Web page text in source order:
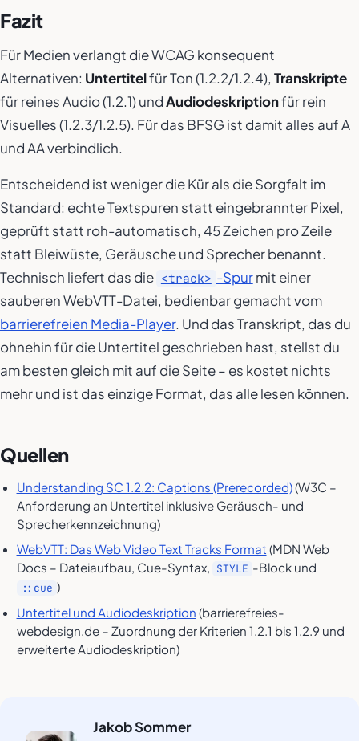
Fazit
Für Medien verlangt die WCAG konsequent
Alternativen: Untertitelfür Ton (1.2.2/1.2.4), Transkripte
für reines Audio (1.2.1) undAudiodeskriptionfür rein
Visuelles (1.2.3/1.2.5). Für das BFSG ist damit alles auf A
und AA verbindlich.
Entscheidend ist weniger die Kür als die Sorgfalt im
Standard: echte Textspuren statt eingebrannter Pixel,
geprüft statt roh-automatisch, 45 Zeichen pro Zeile
statt Bleiwüste, Geräusche und Sprecher benannt.
Technisch liefert das die <track> -Spurmit einer
sauberen WebVTT-Datei, bedienbar gemacht vom
barrierefreien Media-Player. Und das Transkript, das du
ohnehin für die Untertitel geschrieben hast, stellst du
am besten gleich mit auf die Seite – es kostet nichts
mehr und ist das einzige Format, das alle lesen können.
Quellen
Understanding SC 1.2.2: Captions (Prerecorded)(W3C –
Anforderung an Untertitel inklusive Geräusch- und
Sprecherkennzeichnung)
WebVTT: Das Web Video Text Tracks Format (MDN Web
Docs – Dateiaufbau, Cue-Syntax, STYLE -Block und
::cue )
Untertitel und Audiodeskription (barrierefreies-
webdesign.de – Zuordnung der Kriterien 1.2.1 bis 1.2.9 und
erweiterte Audiodeskription)
Jakob Sommer